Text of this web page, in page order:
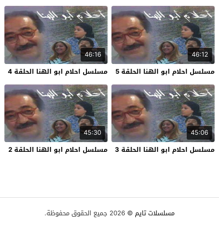
46:12
مسلسل احلام ابو الهنا الحلقة 5
46:16
مسلسل احلام ابو الهنا الحلقة 4
45:06
مسلسل احلام ابو الهنا الحلقة 3
45:30
مسلسل احلام ابو الهنا الحلقة 2
مسلسلات تايم © 2026 جميع الحقوق محفوظة.